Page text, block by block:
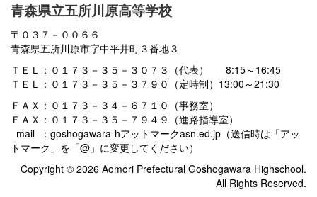
青森県立五所川原高等学校
〒０３７－００６６
青森県五所川原市字中平井町３番地３
ＴＥＬ：０１７３－３５－３０７３（代表） 8:15～16:45
ＴＥＬ：０１７３－３５－３７９０（定時制）13:00～21:30
ＦＡＸ：０１７３－３４－６７１０（事務室）
ＦＡＸ：０１７３－３５－７９４９（進路指導室）
mail ：goshogawara-hアットマークasn.ed.jp（送信時は「アッ
トマーク」を「@」に変更してください）
Copyright © 2026 Aomori Prefectural Goshogawara Highschool.
All Rights Reserved.